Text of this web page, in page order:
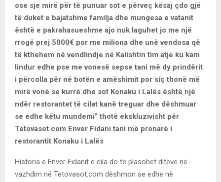
ose sje mirë për të punuar sot e përveç kësaj çdo gjë
të duket e bajatshme familja dhe mungesa e vatanit
është e pakrahasueshme ajo nuk laguhet jo me një
rrogë prej 5000€ por me miliona dhe unë vendosa që
të kthehem në vendlindje në Kalishtin tim atje ku kam
lindur edhe pse me vonesë sepse tani më dy prindërit
i përcolla për në botën e amëshimit por siç thonë më
mirë vonë se kurrë dhe sot Konaku i Lalës është një
ndër restorantet të cilat kanë treguar dhe dëshmuar
se edhe këtu mundemi” thotë ekskluzivisht për
Tetovasot.com Enver Fidani tani më pronarë i
restorantit Konaku i Lalës
Historia e Enver Fidanit e cila do të plasohet ditëve në
vazhdim në Tetovasot.com dëshmon se edhe në